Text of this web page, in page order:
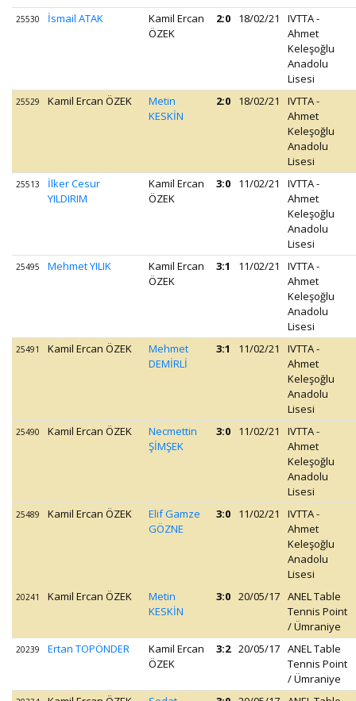
25530 İsmail ATAK
Kamil Ercan
ÖZEK
2:0 18/02/21
IVTTA -
Ahmet
Keleşoğlu
Anadolu
Lisesi
25529 Kamil Ercan ÖZEK
Metin
KESKİN
2:0 18/02/21
IVTTA -
Ahmet
Keleşoğlu
Anadolu
Lisesi
25513
İlker Cesur
YILDIRIM
Kamil Ercan
ÖZEK
3:0 11/02/21
IVTTA -
Ahmet
Keleşoğlu
Anadolu
Lisesi
25495 Mehmet YILIK
Kamil Ercan
ÖZEK
3:1 11/02/21
IVTTA -
Ahmet
Keleşoğlu
Anadolu
Lisesi
25491 Kamil Ercan ÖZEK
Mehmet
DEMİRLİ
3:1 11/02/21
IVTTA -
Ahmet
Keleşoğlu
Anadolu
Lisesi
25490 Kamil Ercan ÖZEK
Necmettin
ŞİMŞEK
3:0 11/02/21
IVTTA -
Ahmet
Keleşoğlu
Anadolu
Lisesi
25489 Kamil Ercan ÖZEK
Elif Gamze
GÖZNE
3:0 11/02/21
IVTTA -
Ahmet
Keleşoğlu
Anadolu
Lisesi
20241 Kamil Ercan ÖZEK
Metin
KESKİN
3:0 20/05/17 ANEL Table
Tennis Point
/ Ümraniye
20239 Ertan TOPÖNDER
Kamil Ercan
ÖZEK
3:2 20/05/17 ANEL Table
Tennis Point
/ Ümraniye